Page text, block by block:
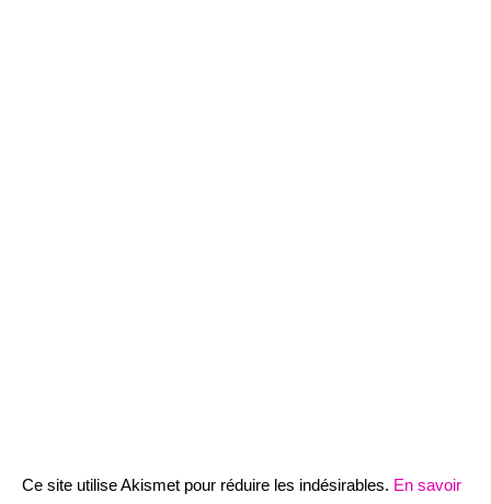
Ce site utilise Akismet pour réduire les indésirables. En savoir